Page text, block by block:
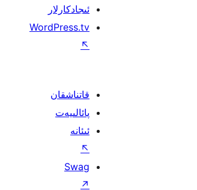
ئىجادكارلار
WordPress.tv
↖
قاتناشقان
پائالىيەت
ئىئانە
↖
Swag
↗